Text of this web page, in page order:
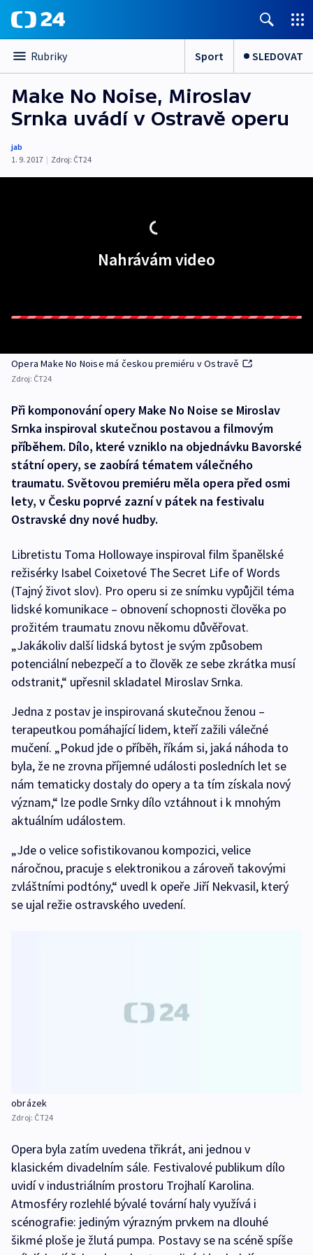
Rubriky Sport SLEDOVAT
Make No Noise, Miroslav
Srnka uvádí v Ostravě operu
jab
1. 9. 2017 | Zdroj: ČT24
Nahrávám video
Opera Make No Noise má českou premiéru v Ostravě
Zdroj: ČT24
Při komponování opery Make No Noise se Miroslav
Srnka inspiroval skutečnou postavou a filmovým
příběhem. Dílo, které vzniklo na objednávku Bavorské
státní opery, se zaobírá tématem válečného
traumatu. Světovou premiéru měla opera před osmi
lety, v Česku poprvé zazní v pátek na festivalu
Ostravské dny nové hudby.
Libretistu Toma Hollowaye inspiroval film španělské
režisérky Isabel Coixetové The Secret Life of Words
(Tajný život slov). Pro operu si ze snímku vypůjčil téma
lidské komunikace – obnovení schopnosti člověka po
prožitém traumatu znovu někomu důvěřovat.
„Jakákoliv další lidská bytost je svým způsobem
potenciální nebezpečí a to člověk ze sebe zkrátka musí
odstranit,“ upřesnil skladatel Miroslav Srnka.
Jedna z postav je inspirovaná skutečnou ženou –
terapeutkou pomáhající lidem, kteří zažili válečné
mučení. „Pokud jde o příběh, říkám si, jaká náhoda to
byla, že ne zrovna příjemné události posledních let se
nám tematicky dostaly do opery a ta tím získala nový
význam,“ lze podle Srnky dílo vztáhnout i k mnohým
aktuálním událostem.
„Jde o velice sofistikovanou kompozici, velice
náročnou, pracuje s elektronikou a zároveň takovými
zvláštními podtóny,“ uvedl k opeře Jiří Nekvasil, který
se ujal režie ostravského uvedení.
obrázek
Zdroj: ČT24
Opera byla zatím uvedena třikrát, ani jednou v
klasickém divadelním sále. Festivalové publikum dílo
uvidí v industriálním prostoru Trojhalí Karolina.
Atmosféry rozlehlé bývalé tovární haly využívá i
scénografie: jediným výrazným prvkem na dlouhé
šikmé ploše je žlutá pumpa. Postavy se na scéně spíše